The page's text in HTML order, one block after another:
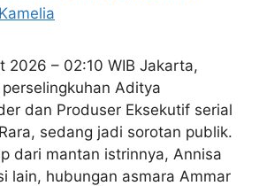
2026 – 02:10 WIB Jakarta,
Aditya
dan Produser Eksekutif serial
sedang jadi sorotan publik.
dari mantan istrinnya, Annisa
lain, hubungan asmara Ammar